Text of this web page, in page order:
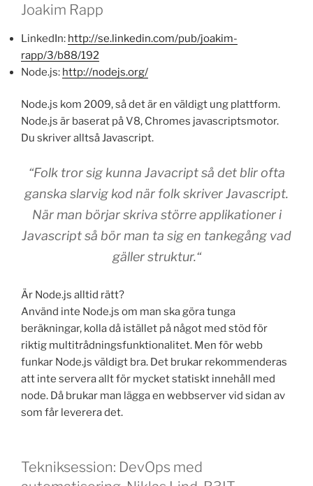
Joakim Rapp
LinkedIn: http://se.linkedin.com/pub/joakim-
rapp/3/b88/192
Node.js: http://nodejs.org/
Node.js kom 2009, så det är en väldigt ung plattform.
Node.js är baserat på V8, Chromes javascriptsmotor.
Du skriver alltså Javascript.
“Folk tror sig kunna Javacript så det blir ofta
ganska slarvig kod när folk skriver Javascript.
När man börjar skriva större applikationer i
Javascript så bör man ta sig en tankegång vad
gäller struktur.“
Är Node.js alltid rätt?
Använd inte Node.js om man ska göra tunga
beräkningar, kolla då istället på något med stöd för
riktig multitrådningsfunktionalitet. Men för webb
funkar Node.js väldigt bra. Det brukar rekommenderas
att inte servera allt för mycket statiskt innehåll med
node. Då brukar man lägga en webbserver vid sidan av
som får leverera det.
Tekniksession: DevOps med